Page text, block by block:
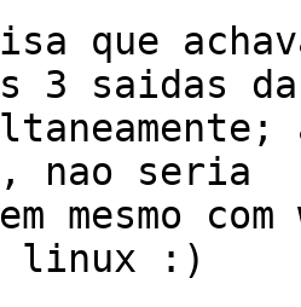
que
3 saidas da
nao seria
mesmo
linux :)